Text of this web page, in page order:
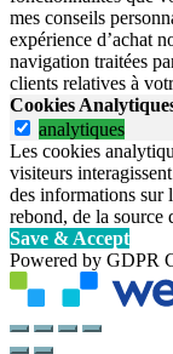
mes conseils
expérience d’achat
navigation traitées
clients relatives à
Cookies
analytiques
Les cookies
visiteurs
des informations sur
rebond, de la source
Save & Accept
Powered by GDPR